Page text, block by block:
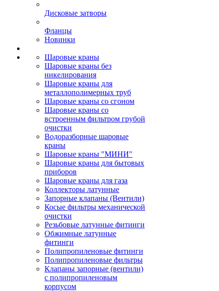
Дисковые затворы
Фланцы
Новинки
Шаровые краны
Шаровые краны без
никелирования
Шаровые краны для
металлополимерных труб
Шаровые краны со сгоном
Шаровые краны со
встроенным фильтром грубой
очистки
Водоразборные шаровые
краны
Шаровые краны "МИНИ"
Шаровые краны для бытовых
приборов
Шаровые краны для газа
Коллекторы латунные
Запорные клапаны (Вентили)
Косые фильтры механической
очистки
Резьбовые латунные фитинги
Обжимные латунные
фитинги
Полипропиленовые фитинги
Полипропиленовые фильтры
Клапаны запорные (вентили)
с полипропиленовым
корпусом